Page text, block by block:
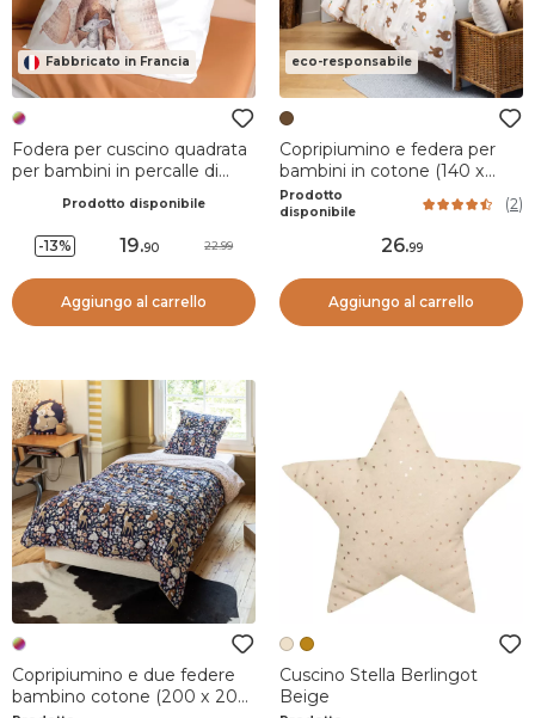
Fabbricato in Francia
Fodera per cuscino quadrata
per bambini in percalle di
MulticoloreProdotto disponibile
-13% 19.90 22.99
Aggiungo al carrello
eco-responsabile
Copripiumino e federa per
bambini in cotone (140 x
200 cm) Pompon Marrone
Prodotto
disponibile
(2)
26.99
Aggiungo al carrello
Copripiumino e due federe
bambino cotone (200 x 200
Cuscino Stella Berlingot
Beige